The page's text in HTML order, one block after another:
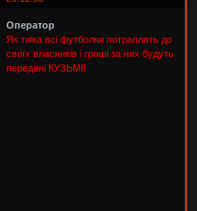
Оператор
Як тиіка всі футболки потраплять до
своїх власників і гроші за них будуть
передані КУЗЬМІ!